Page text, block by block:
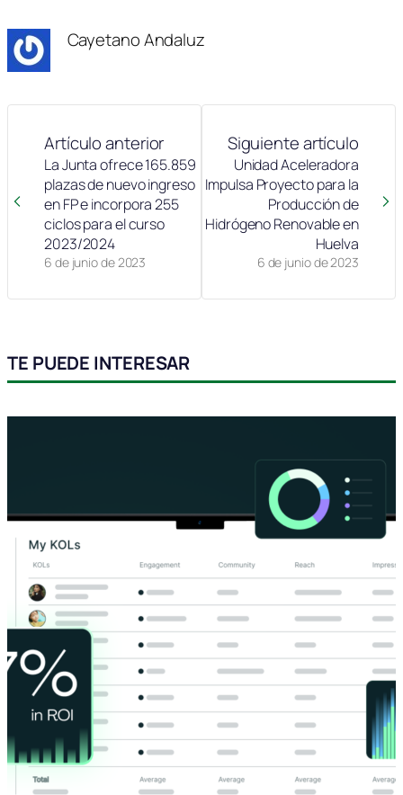
Cayetano Andaluz
Artículo anterior
6 de junio de 2023
La Junta ofrece 165.859
plazas de nuevo ingreso
en FP e incorpora 255
ciclos para el curso
2023/2024
Siguiente artículo
6 de junio de 2023
Unidad Aceleradora
Impulsa Proyecto para la
Producción de
Hidrógeno Renovable en
Huelva
TE PUEDE INTERESAR